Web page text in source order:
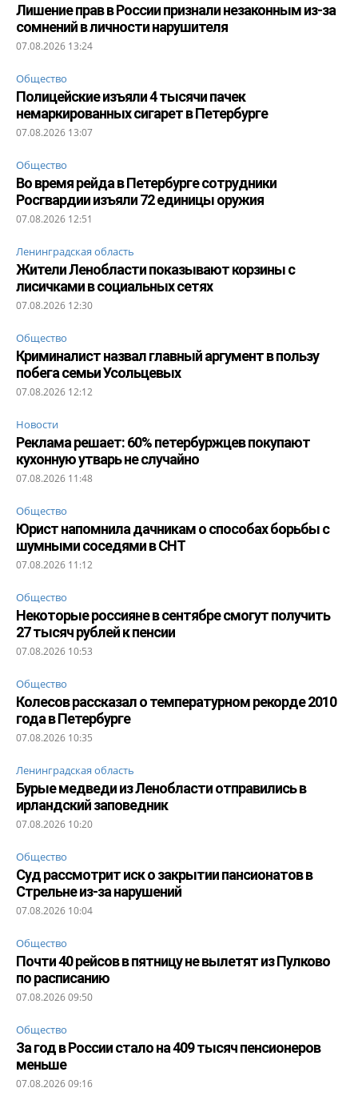
Лишение прав в России признали незаконным из-за
сомнений в личности нарушителя
07.08.2026 13:24
Общество
Полицейские изъяли 4 тысячи пачек
немаркированных сигарет в Петербурге
07.08.2026 13:07
Общество
Во время рейда в Петербурге сотрудники
Росгвардии изъяли 72 единицы оружия
07.08.2026 12:51
Ленинградская область
Жители Ленобласти показывают корзины с
лисичками в социальных сетях
07.08.2026 12:30
Общество
Криминалист назвал главный аргумент в пользу
побега семьи Усольцевых
07.08.2026 12:12
Новости
Реклама решает: 60% петербуржцев покупают
кухонную утварь не случайно
07.08.2026 11:48
Общество
Юрист напомнила дачникам о способах борьбы с
шумными соседями в СНТ
07.08.2026 11:12
Общество
Некоторые россияне в сентябре смогут получить
27 тысяч рублей к пенсии
07.08.2026 10:53
Общество
Колесов рассказал о температурном рекорде 2010
года в Петербурге
07.08.2026 10:35
Ленинградская область
Бурые медведи из Ленобласти отправились в
ирландский заповедник
07.08.2026 10:20
Общество
Суд рассмотрит иск о закрытии пансионатов в
Стрельне из-за нарушений
07.08.2026 10:04
Общество
Почти 40 рейсов в пятницу не вылетят из Пулково
по расписанию
07.08.2026 09:50
Общество
За год в России стало на 409 тысяч пенсионеров
меньше
07.08.2026 09:16